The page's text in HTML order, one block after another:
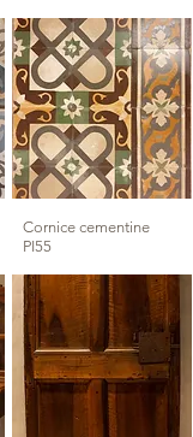
Cornice cementine
PI55